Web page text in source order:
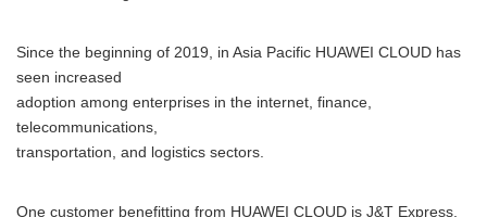
Since the beginning of 2019, in Asia Pacific HUAWEI CLOUD has
seen increased
adoption among enterprises in the internet, finance,
telecommunications,
transportation, and logistics sectors.
One customer benefitting from HUAWEI CLOUD is J&T Express,